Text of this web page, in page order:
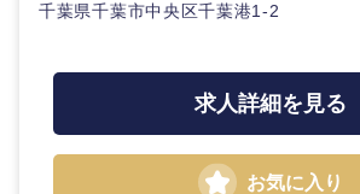
島根県
広島県
千葉県千葉市中央区千葉港1-2
求人詳細を見る
お気に入り